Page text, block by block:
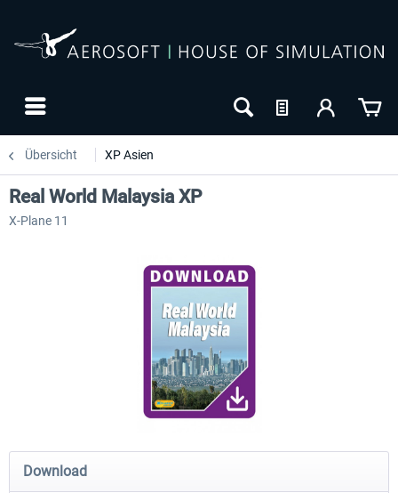
Übersicht XP Asien
RJAA Tokyo Narita XP
Real World Malaysia XP
X-Plane 11
Download